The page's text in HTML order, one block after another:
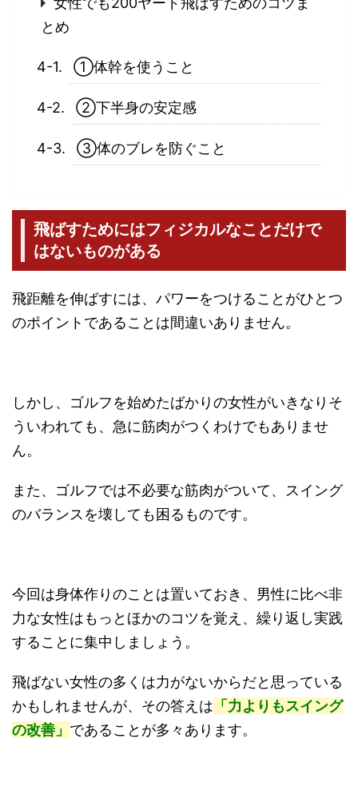
とめ
①体幹を使うこと
②下半身の安定感
③体のブレを防ぐこと
飛ばすためにはフィジカルなことだけで
はないものがある
飛距離を伸ばすには、パワーをつけることがひとつ
のポイントであることは間違いありません。
しかし、ゴルフを始めたばかりの女性がいきなりそ
ういわれても、急に筋肉がつくわけでもありませ
ん。
また、ゴルフでは不必要な筋肉がついて、スイング
のバランスを壊しても困るものです。
今回は身体作りのことは置いておき、男性に比べ非
力な女性はもっとほかのコツを覚え、繰り返し実践
することに集中しましょう。
飛ばない女性の多くは力がないからだと思っている
かもしれませんが、その答えは 「力よりもスイング
の改善」 であることが多々あります。